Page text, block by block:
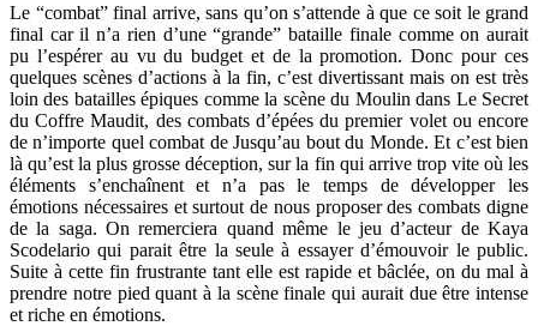
Le “combat” final arrive, sans qu’on s’attende à que ce soit le grand
final car il n’a rien d’une “grande” bataille finale comme on aurait
pu l’espérer au vu du budget et de la promotion. Donc pour ces
quelques scènes d’actions à la fin, c’est divertissant mais on est très
loin des batailles épiques comme la scène du Moulin dans Le Secret
du Coffre Maudit, des combats d’épées du premier volet ou encore
de n’importe quel combat de Jusqu’au bout du Monde. Et c’est bien
là qu’est la plus grosse déception, sur la fin qui arrive trop vite où les
éléments s’enchaînent et n’a pas le temps de développer les
émotions nécessaires et surtout de nous proposer des combats digne
de la saga. On remerciera quand même le jeu d’acteur de Kaya
Scodelario qui parait être la seule à essayer d’émouvoir le public.
Suite à cette fin frustrante tant elle est rapide et bâclée, on du mal à
prendre notre pied quant à la scène finale qui aurait due être intense
et riche en émotions.